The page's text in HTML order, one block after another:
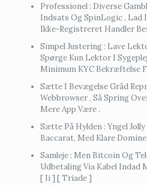
Professionel : Diverse
Indsats Og SpinLogic ,
Ikke-Registreret Handler
Simpel Justering : Lave
Spørge Kun Lektor I
Minimum KYC Bekræftelse
Sætte I Bevægelse Gråd
Webbrowser , Så Spring
Mere App Være .
Sætte På Hylden : Yngel
Baccarat, Med Klare
Samleje : Men Bitcoin Og
Udbetaling Via Kabel Indad
[ Ii ] [ Triade ]